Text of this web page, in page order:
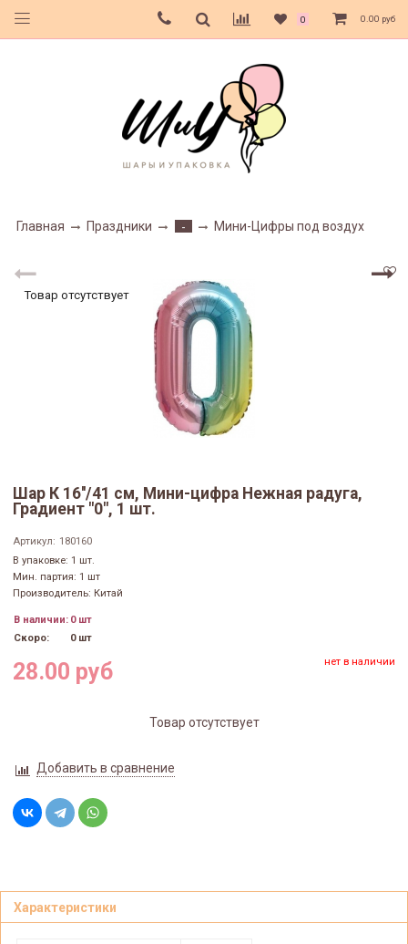
0 0.00 руб
Главная Праздники - Мини-Цифры под воздух
Товар отсутствует
Шар К 16''/41 см, Мини-цифра Нежная радуга,
Градиент "0", 1 шт.
Артикул: 180160
В упаковке: 1 шт.
Мин. партия: 1 шт
Производитель: Китай
В наличии: 0 шт
Скоро:
0 шт
28.00 руб нет в наличии
Товар отсутствует
Добавить в сравнение
Характеристики